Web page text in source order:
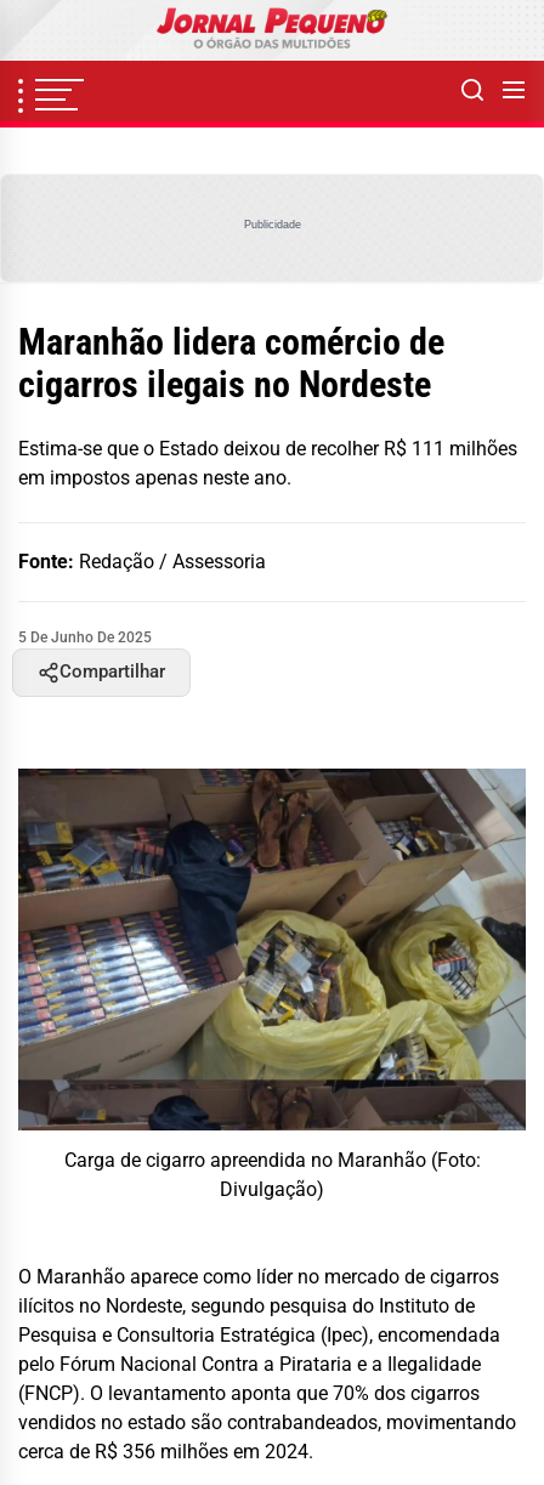
content
Publicidade
Maranhão lidera comércio de
cigarros ilegais no Nordeste
Estima-se que o Estado deixou de recolher R$ 111 milhões
em impostos apenas neste ano.
Fonte: Redação / Assessoria
5 De Junho De 2025
Compartilhar
Carga de cigarro apreendida no Maranhão (Foto:
Divulgação)
O Maranhão aparece como líder no mercado de cigarros
ilícitos no Nordeste, segundo pesquisa do Instituto de
Pesquisa e Consultoria Estratégica (Ipec), encomendada
pelo Fórum Nacional Contra a Pirataria e a Ilegalidade
(FNCP). O levantamento aponta que 70% dos cigarros
vendidos no estado são contrabandeados, movimentando
cerca de R$ 356 milhões em 2024.